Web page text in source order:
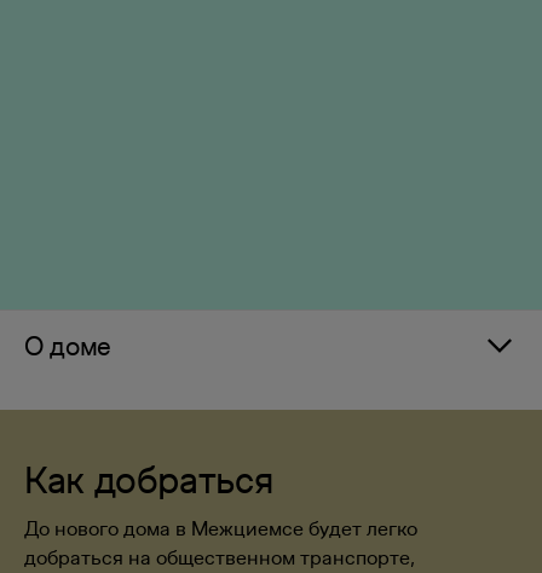
О доме
Как добраться
До нового дома в Межциемсе будет легко
добраться на общественном транспорте,